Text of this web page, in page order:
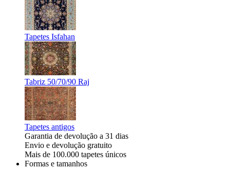
Tapetes Isfahan
Tabriz 50/70/90 Raj
Tapetes antigos
Garantia de devolução a 31 dias
Envio e devolução gratuito
Mais de 100.000 tapetes únicos
Formas e tamanhos